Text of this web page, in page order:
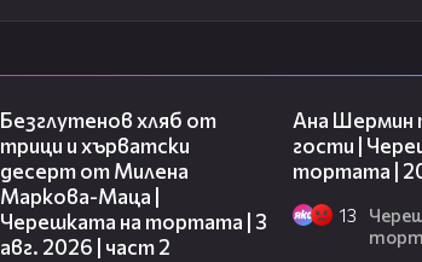
Безглутенов хляб от
трици и хърватски
десерт от Милена
Маркова-Маца |
Черешката на тортата | 3
авг. 2026 | част 2
Ана Шермин
гости |
тортата |
13